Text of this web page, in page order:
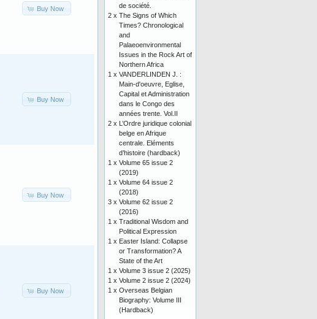
Buy Now
Buy Now
Buy Now
Buy Now
de société.
2 x The Signs of Which
Times? Chronological
and
Palaeoenvironmental
Issues in the Rock Art of
Northern Africa
1 x VANDERLINDEN J. :
Main-d'oeuvre, Eglise,
Capital et Administration
dans le Congo des
années trente. Vol.II
2 x L’Ordre juridique colonial
belge en Afrique
centrale. Eléments
d’histoire (hardback)
1 x Volume 65 issue 2
(2019)
1 x Volume 64 issue 2
(2018)
3 x Volume 62 issue 2
(2016)
1 x Traditional Wisdom and
Political Expression
1 x Easter Island: Collapse
or Transformation? A
State of the Art
1 x Volume 3 issue 2 (2025)
1 x Volume 2 issue 2 (2024)
1 x Overseas Belgian
Biography: Volume III
(Hardback)